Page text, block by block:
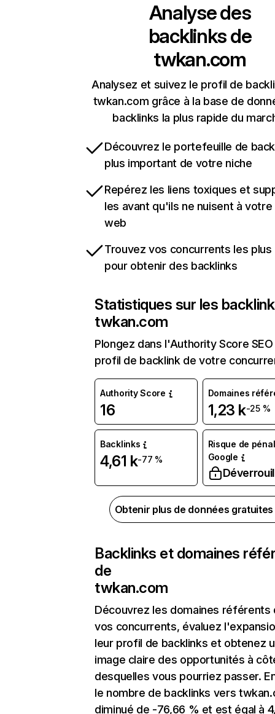
Analyse des
backlinks de
twkan.com
Analysez et suivez le profil de
twkan.com grâce à la base de
backlinks la plus rapide du
Découvrez le portefeuille de
plus important de votre niche
Repérez les liens toxiques et
les avant qu'ils ne nuisent à
web
Trouvez vos concurrents les
pour obtenir des backlinks
Statistiques sur les
twkan.com
Plongez dans l'Authority Score
profil de backlink de votre
Authority Score
16
Domaines
1,23 k-25 %
Backlinks
4,61 k-77 %
Risque de
Google
Obtenir plus de données
Backlinks et domaines
de
twkan.com
Découvrez les domaines référents
vos concurrents, évaluez
leur profil de backlinks et obtenez
image claire des opportunités à
desquelles vous pourriez passer.
le nombre de backlinks vers
diminué de -76,66 % et est égal à